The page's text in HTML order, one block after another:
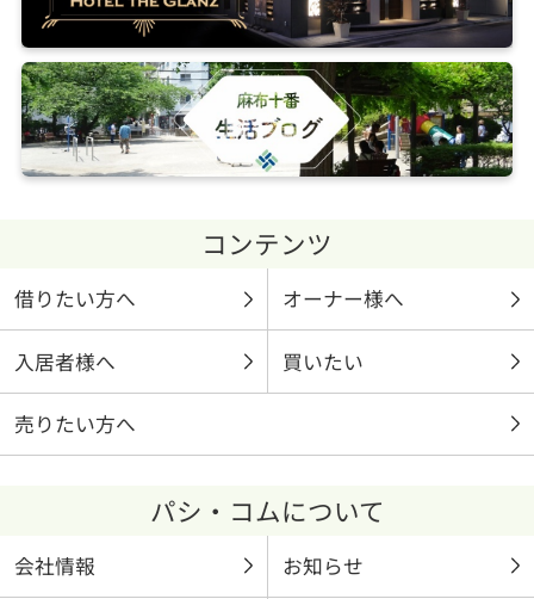
コンテンツ
借りたい方へ オーナー様へ
入居者様へ 買いたい
売りたい方へ
パシ・コムについて
会社情報 お知らせ